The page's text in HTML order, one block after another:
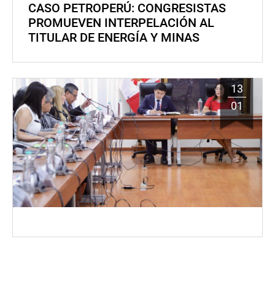
CASO PETROPERÚ: CONGRESISTAS
PROMUEVEN INTERPELACIÓN AL
TITULAR DE ENERGÍA Y MINAS
13
01